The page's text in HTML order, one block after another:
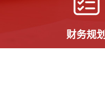
财务规划